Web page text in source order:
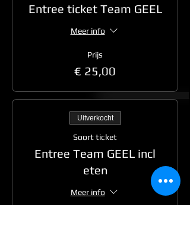
Entree ticket Team GEEL
Meer info
Prijs
€ 25,00
Uitverkocht
Soort ticket
Entree Team GEEL incl
eten
Meer info